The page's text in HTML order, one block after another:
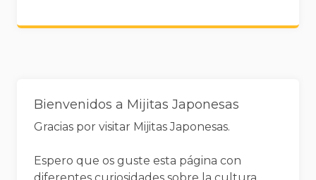
Bienvenidos a Mijitas Japonesas
Gracias por visitar Mijitas Japonesas.
Espero que os guste esta página con
diferentes curiosidades sobre la cultura